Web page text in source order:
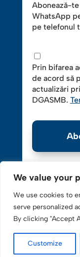
We value your
We use cookies to
serve personalized
By clicking "Accept
Customize
Abonează-
WhatsApp
pe telefonul
Prin bifarea
de acord să
actualizări
DGASMB.